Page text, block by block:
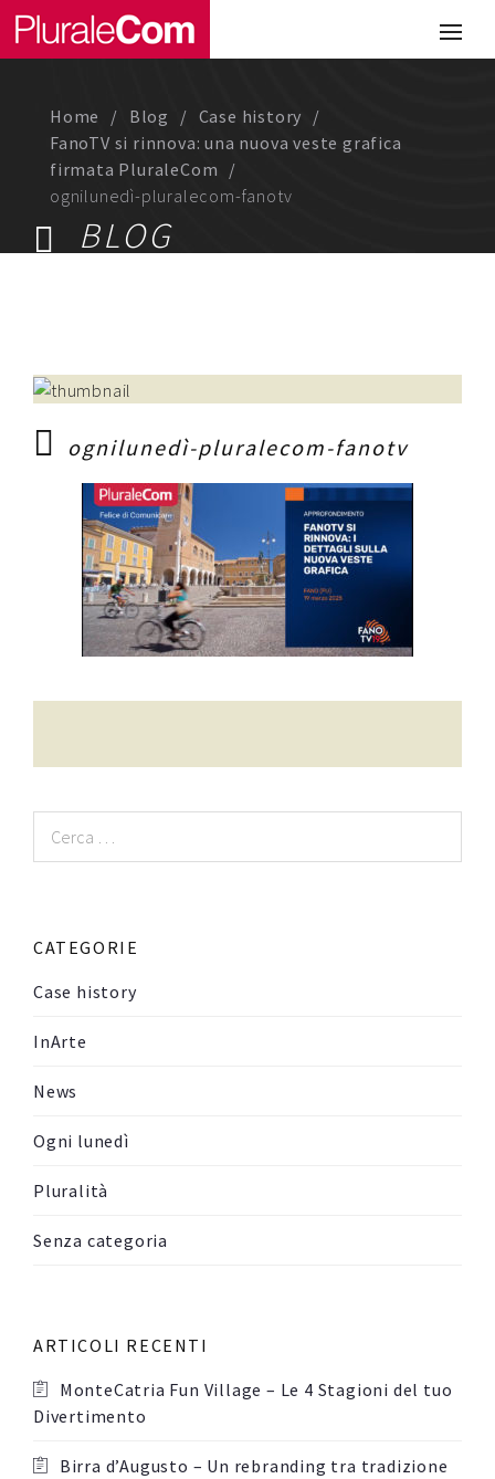
Portfolio
Comunicazione
Media & Visual Design
Lavora con noi
Magazine
Contatti
Raffaele Gerardi
Home Blog
Case history
FanoTV si rinnova: una nuova veste grafica
firmata PluraleCom
ognilunedì-pluralecom-fanotv
BLOG
ognilunedì-pluralecom-fanotv
per:
CATEGORIE
Case history
InArte
News
Ogni lunedì
Pluralità
Senza categoria
ARTICOLI RECENTI
MonteCatria Fun Village – Le 4 Stagioni del tuo
Divertimento
Birra d’Augusto – Un rebranding tra tradizione